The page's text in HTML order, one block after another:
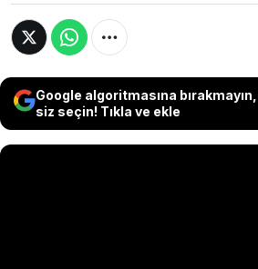
Google algoritmasına
siz seçin! Tıkla ve ekle